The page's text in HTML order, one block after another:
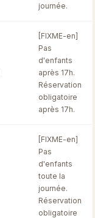
journée.
[FIXME-en]
Pas
d'enfants
après 17h.
Réservation
obligatoire
après 17h.
[FIXME-en]
Pas
d'enfants
toute la
journée.
Réservation
obligatoire